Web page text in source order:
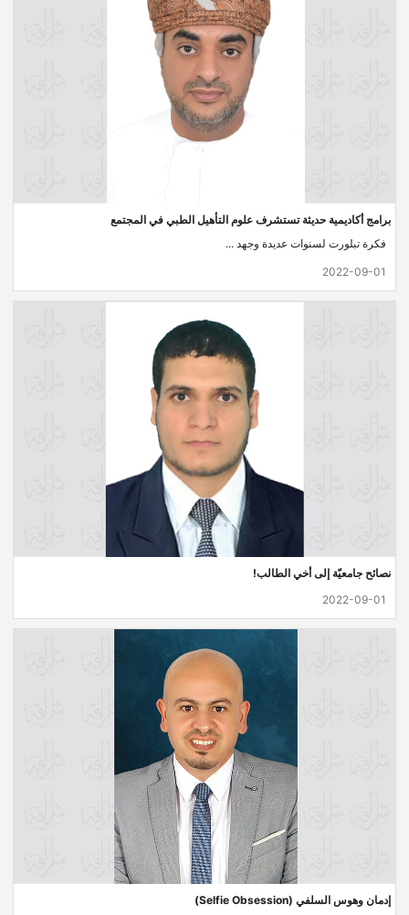
برامج أكاديمية حديثة تستشرف علوم التأهيل الطبي في المجتمع
فكرة تبلورت لسنوات عديدة وجهد ...
2022-09-01
نصائح جامعيّة إلى أخي الطالب!
2022-09-01
إدمان وهوس السلفي (Selfie Obsession)